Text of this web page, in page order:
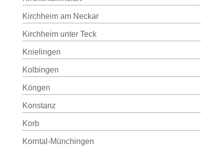
Kirchheim am Neckar
Kirchheim unter Teck
Knielingen
Kolbingen
Köngen
Konstanz
Korb
Korntal-Münchingen